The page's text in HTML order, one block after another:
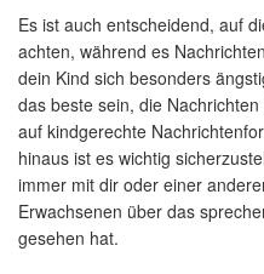
Es ist auch entscheidend, auf
achten, während es
dein Kind sich besonders
das beste sein, die
auf kindgerechte
hinaus ist es wichtig
immer mit dir oder einer
Erwachsenen über das
gesehen hat.